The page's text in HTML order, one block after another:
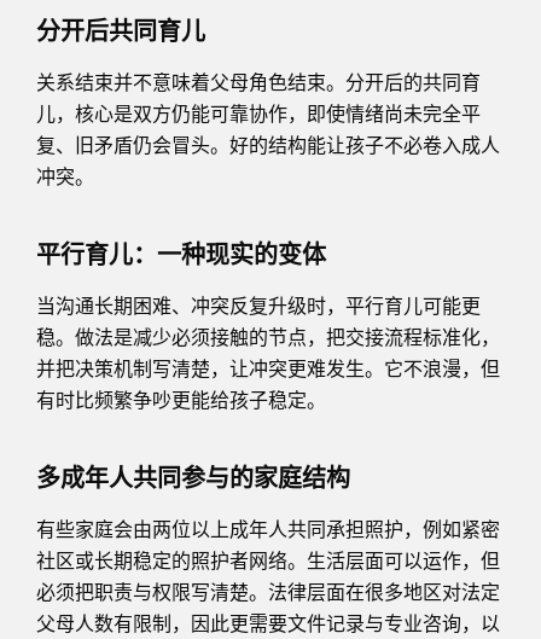
分开后共同育儿
关系结束并不意味着父母角色结束。分开后的共同育
儿，核心是双方仍能可靠协作，即使情绪尚未完全平
复、旧矛盾仍会冒头。好的结构能让孩子不必卷入成人
冲突。
平行育儿：一种现实的变体
当沟通长期困难、冲突反复升级时，平行育儿可能更
稳。做法是减少必须接触的节点，把交接流程标准化，
并把决策机制写清楚，让冲突更难发生。它不浪漫，但
有时比频繁争吵更能给孩子稳定。
多成年人共同参与的家庭结构
有些家庭会由两位以上成年人共同承担照护，例如紧密
社区或长期稳定的照护者网络。生活层面可以运作，但
必须把职责与权限写清楚。法律层面在很多地区对法定
父母人数有限制，因此更需要文件记录与专业咨询，以